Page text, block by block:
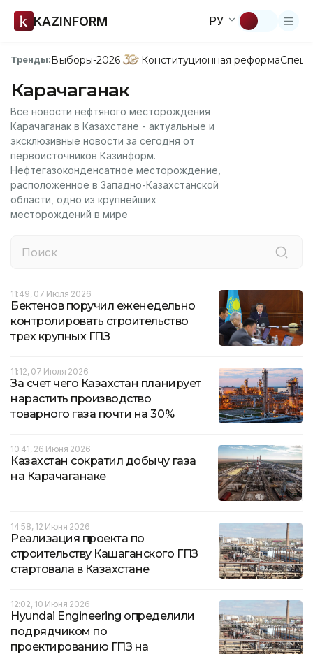
KAZINFORM РУ
Тренды:Выборы-2026 Конституционная реформа
Карачаганак
Все новости нефтяного месторождения
Карачаганак в Казахстане - актуальные и
эксклюзивные новости за сегодня от
первоисточников Казинформ.
Нефтегазоконденсатное месторождение,
расположенное в Западно-Казахстанской
области, одно из крупнейших
месторождений в мире
11:49, 07 Июля 2026
Бектенов поручил еженедельно
контролировать строительство
трех крупных ГПЗ
11:12, 07 Июля 2026
За счет чего Казахстан планирует
нарастить производство
товарного газа почти на 30%
10:41, 26 Июня 2026
Казахстан сократил добычу газа
на Карачаганаке
14:58, 12 Июня 2026
Реализация проекта по
строительству Кашаганского ГПЗ
стартовала в Казахстане
12:02, 10 Июня 2026
Hyundai Engineering определили
подрядчиком по
проектированию ГПЗ на